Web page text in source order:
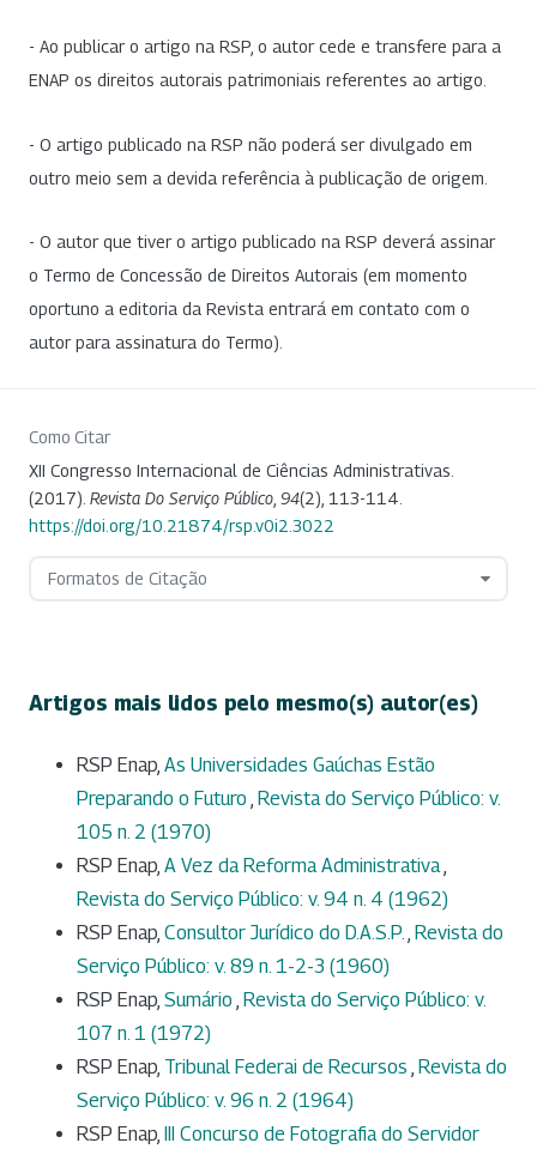
- Ao publicar o artigo na RSP, o autor cede e transfere para a
ENAP os direitos autorais patrimoniais referentes ao artigo.
- O artigo publicado na RSP não poderá ser divulgado em
outro meio sem a devida referência à publicação de origem.
- O autor que tiver o artigo publicado na RSP deverá assinar
o Termo de Concessão de Direitos Autorais (em momento
oportuno a editoria da Revista entrará em contato com o
autor para assinatura do Termo).
Como Citar
XII Congresso Internacional de Ciências Administrativas.
(2017). Revista Do Serviço Público 94(2), 113-114.
https://doi.org/10.21874/rsp.v0i2.3022
Formatos de Citação
Artigos mais lidos pelo mesmo(s) autor(es)
RSP Enap, As Universidades Gaúchas Estão
Preparando o Futuro , Revista do Serviço Público: v.
105 n. 2 (1970)
RSP Enap, A Vez da Reforma Administrativa,
Revista do Serviço Público: v. 94 n. 4 (1962)
RSP Enap, Consultor Jurídico do D.A.S.P., Revista do
Serviço Público: v. 89 n. 1-2-3 (1960)
RSP Enap, Sumário , Revista do Serviço Público: v.
107 n. 1 (1972)
RSP Enap, Tribunal Federai de Recursos , Revista do
Serviço Público: v. 96 n. 2 (1964)
RSP Enap, III Concurso de Fotografia do Servidor